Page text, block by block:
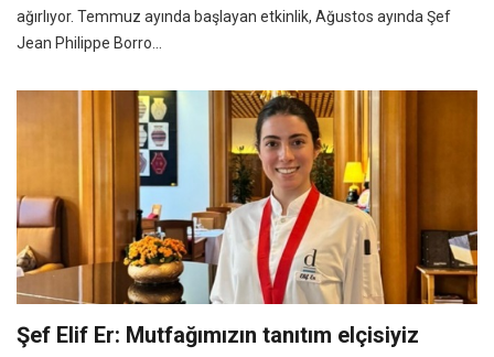
ağırlıyor. Temmuz ayında başlayan etkinlik, Ağustos ayında Şef
Jean Philippe Borro...
Şef Elif Er: Mutfağımızın tanıtım elçisiyiz